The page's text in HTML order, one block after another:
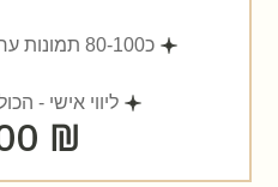
כ80-100 תמונות ערוכות (בעריכה מלאה)
ליווי אישי -
₪ 1,500